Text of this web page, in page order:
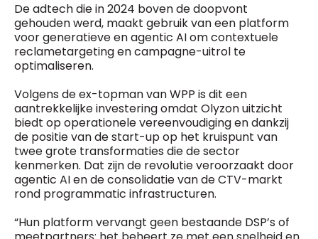
De adtech die in 2024 boven de doopvont
gehouden werd, maakt gebruik van een platform
voor generatieve en agentic AI om contextuele
reclametargeting en campagne-uitrol te
optimaliseren.
Volgens de ex-topman van WPP is dit een
aantrekkelijke investering omdat Olyzon uitzicht
biedt op operationele vereenvoudiging en dankzij
de positie van de start-up op het kruispunt van
twee grote transformaties die de sector
kenmerken. Dat zijn de revolutie veroorzaakt door
agentic AI en de consolidatie van de CTV-markt
rond programmatic infrastructuren.
“Hun platform vervangt geen bestaande DSP’s of
General Manager
Fred Bouchar
0498 88 64 89
f.bouchar@mm.be
Chief Editor
Griet Byl
0475 97 12 57
g.byl@mm.be
Chief Editor
Damien Lemaire
0477 37 31 65
meerdere van deze woorden vermelden.
BEVESTIGEN
Daily
Freemium
access
5 x week
MM e - News
1 x week
MM Brunch
1 x week
MM Tech
10 x year
MM Best of
Research
10 x year
4 x year
(digital)